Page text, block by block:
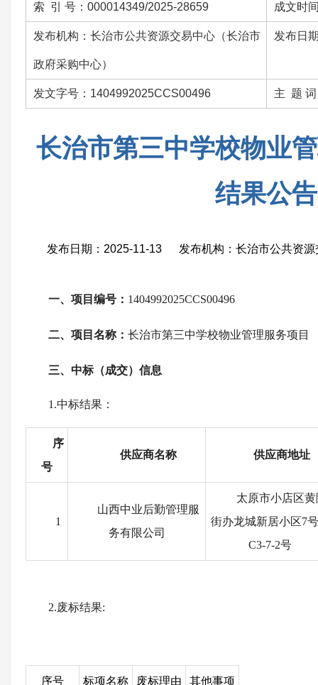
索 引 号：000014349/2025-28659 成文时
发布机构：长治市公共资源交易中心（长治市
政府采购中心）
发布日
发文字号：1404992025CCS00496 主 题 词
长治市第三中学校物业
结果公告
发布日期：2025-11-13 发布机构：长治市公共资源
一、项目编号： 1404992025CCS00496
二、项目名称： 长治市第三中学校物业管理服务项目
三、中标（成交）信息
1.中标结果：
序
号
供应商名称 供应商地址
1
山西中业后勤管理服
务有限公司
太原市小店区黄
街办龙城新居小区7
C3-7-2号
2.废标结果:
序号 标项名称 废标理由 其他事项